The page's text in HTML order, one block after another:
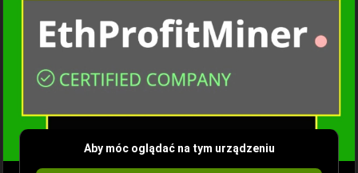
Aby móc oglądać na tym urządzeniu